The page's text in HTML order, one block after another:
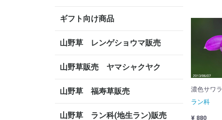
ギフト向け商品
山野草 レンゲショウマ販売
山野草販売 ヤマシャクヤク
山野草 福寿草販売
山野草 ラン科(地生ラン)販売
濃色サワ
ラン科
¥ 880